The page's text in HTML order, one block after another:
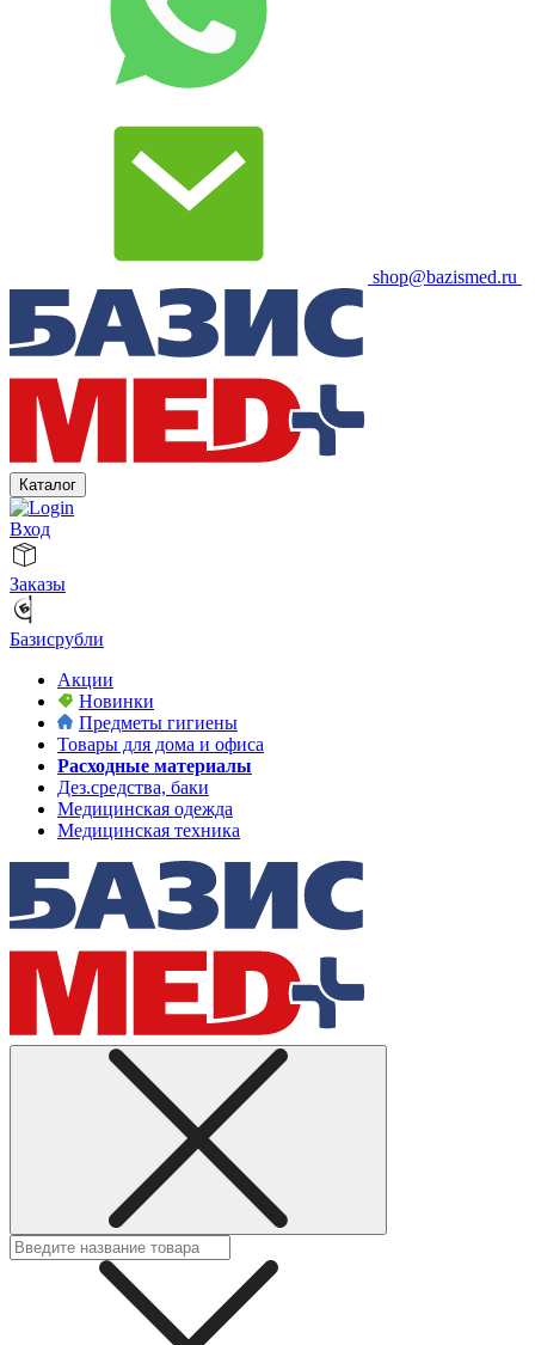
shop@bazismed.ru
Каталог
Вход
Заказы
Базисрубли
Акции
Новинки
Предметы гигиены
Товары для дома и офиса
Расходные материалы
Дез.средства, баки
Медицинская одежда
Медицинская техника